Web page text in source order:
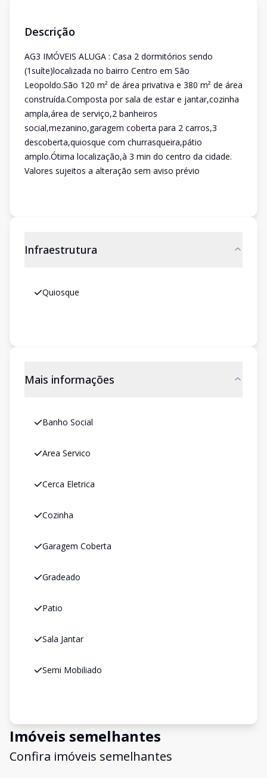
Descrição
AG3 IMÓVEIS ALUGA : Casa 2 dormitórios sendo
(1suíte)localizada no bairro Centro em São
Leopoldo.São 120 m² de área privativa e 380 m² de área
construída.Composta por sala de estar e jantar,cozinha
ampla,área de serviço,2 banheiros
social,mezanino,garagem coberta para 2 carros,3
descoberta,quiosque com churrasqueira,pátio
amplo.Ótima localização,à 3 min do centro da cidade.
Valores sujeitos a alteração sem aviso prévio
Infraestrutura
Quiosque
Mais informações
Banho Social
Area Servico
Cerca Eletrica
Cozinha
Garagem Coberta
Gradeado
Patio
Sala Jantar
Semi Mobiliado
Imóveis semelhantes
Confira imóveis semelhantes